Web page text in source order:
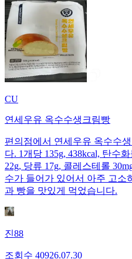
CU
연세우유 옥수수생크림빵
편의점에서 연세우유 옥수수
다. 1개당 135g, 438kcal, 탄수
22g, 당류 17g, 콜레스테롤
수가 들어가 있어서 아주 고소
과 빵을 맛있게 먹었습니다.
진88
조회수 40926.07.30